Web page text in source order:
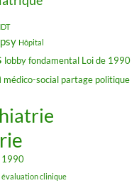
Hôpital
lobby fondamental Loi de 1990
médico-social partage politique
1990
évaluation clinique